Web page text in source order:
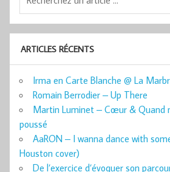
ARTICLES RÉCENTS
Irma en Carte Blanche @ La
Romain Berrodier – Up There
Martin Luminet – Cœur & Quand
poussé
AaRON – I wanna dance with
Houston cover)
De l’exercice d’évoquer son